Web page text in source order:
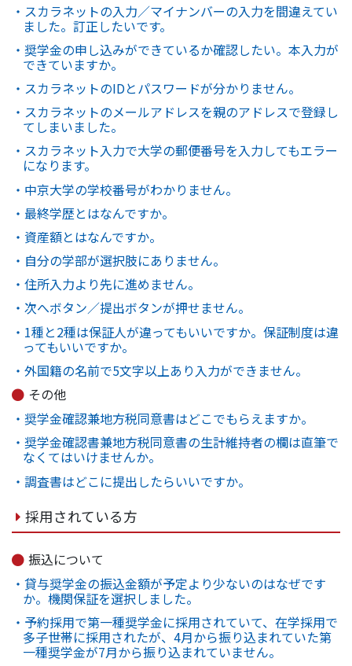
・スカラネットの入力／マイナンバーの入力を間違えてい
ました。訂正したいです。
・奨学金の申し込みができているか確認したい。本入力が
できていますか。
・スカラネットのIDとパスワードが分かりません。
・スカラネットのメールアドレスを親のアドレスで登録し
てしまいました。
・スカラネット入力で大学の郵便番号を入力してもエラー
になります。
・中京大学の学校番号がわかりません。
・最終学歴とはなんですか。
・資産額とはなんですか。
・自分の学部が選択肢にありません。
・住所入力より先に進めません。
・次へボタン／提出ボタンが押せません。
・1種と2種は保証人が違ってもいいですか。保証制度は違
ってもいいですか。
・外国籍の名前で5文字以上あり入力ができません。
その他
・奨学金確認兼地方税同意書はどこでもらえますか。
・奨学金確認書兼地方税同意書の生計維持者の欄は直筆で
なくてはいけませんか。
・調査書はどこに提出したらいいですか。
採用されている方
振込について
・貸与奨学金の振込金額が予定より少ないのはなぜです
か。機関保証を選択しました。
・予約採用で第一種奨学金に採用されていて、在学採用で
多子世帯に採用されたが、4月から振り込まれていた第
一種奨学金が7月から振り込まれていません。